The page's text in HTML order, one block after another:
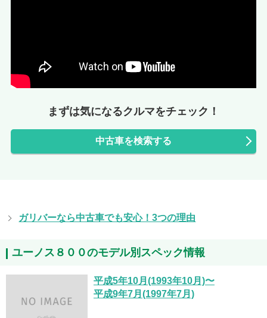
まずは気になるクルマをチェック！
中古車を検索する
ガリバーなら中古車でも安心！3つの理由
ユーノス８００のモデル別スペック情報
平成5年10月(1993年10月)〜
平成9年7月(1997年7月)